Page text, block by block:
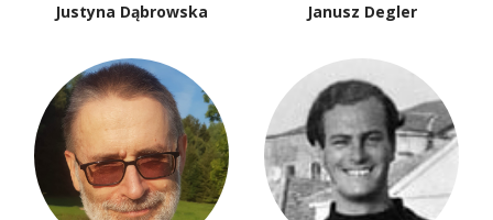
Justyna Dąbrowska Janusz Degler